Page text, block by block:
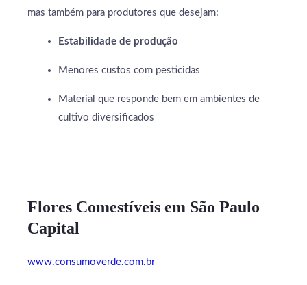
mas também para produtores que desejam:
Estabilidade de produção
Menores custos com pesticidas
Material que responde bem em ambientes de
cultivo diversificados
Flores Comestíveis em São Paulo
Capital
www.consumoverde.com.br